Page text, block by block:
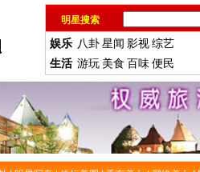
明星搜索
娱乐 八卦星闻 影视综艺
生活 游玩 美食 百味便民